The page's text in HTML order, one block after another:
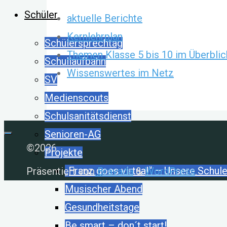
Schüler
Schülersprechtag
Schullaufbahn
SV
Medienscouts
Schulsanitätsdienst
Senioren-AG
Projekte
„Franz goes virtual“ – Unsere
Musischer Abend
Gesundheitstage
aktuelle Berichte
Kernlehrplan
Themen Klasse 5 bis 10 im
Wissenswertes im Netz
©2026
Präsentiert von Bravada&WordPress.